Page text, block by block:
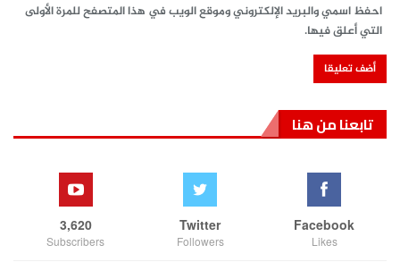
احفظ اسمي والبريد الإلكتروني وموقع الويب في هذا المتصفح للمرة الأولى
التي أعلق فيها.
تابعنا من هنا
Facebook
Likes
Twitter
Followers
3,620
Subscribers